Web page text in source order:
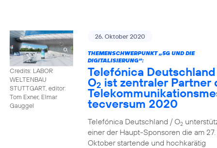
Credits: LABOR
WELTENBAU
STUTTGART, editor:
Tom Exner, Elmar
Gauggel
26. Oktober 2020
THEMENSCHWERPUNKT „5G UND DIE
DIGITALISIERUNG“:
Telefónica
O2 ist zentraler Partner
tecversum 2020
Telefónica Deutschland / O2
einer der Haupt-Sponsoren die am 27.
Oktober startende und hochkarätig